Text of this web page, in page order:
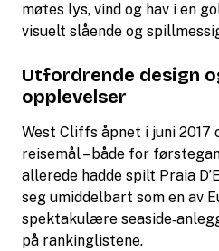
møtes lys, vind og hav i en
visuelt slående og
Utfordrende design
opplevelser
West Cliffs åpnet i juni
reisemål – både for
allerede hadde spilt Praia
seg umiddelbart som en av
spektakulære
på rankinglistene.